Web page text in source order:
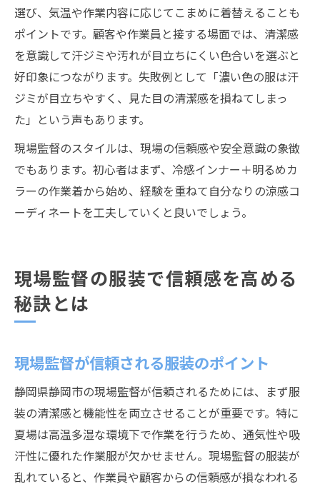
選び、気温や作業内容に応じてこまめに着替えることも
ポイントです。顧客や作業員と接する場面では、清潔感
を意識して汗ジミや汚れが目立ちにくい色合いを選ぶと
好印象につながります。失敗例として「濃い色の服は汗
ジミが目立ちやすく、見た目の清潔感を損ねてしまっ
た」という声もあります。
現場監督のスタイルは、現場の信頼感や安全意識の象徴
でもあります。初心者はまず、冷感インナー＋明るめカ
ラーの作業着から始め、経験を重ねて自分なりの涼感コ
ーディネートを工夫していくと良いでしょう。
現場監督の服装で信頼感を高める
秘訣とは
現場監督が信頼される服装のポイント
静岡県静岡市の現場監督が信頼されるためには、まず服
装の清潔感と機能性を両立させることが重要です。特に
夏場は高温多湿な環境下で作業を行うため、通気性や吸
汗性に優れた作業服が欠かせません。現場監督の服装が
乱れていると、作業員や顧客からの信頼感が損なわれる